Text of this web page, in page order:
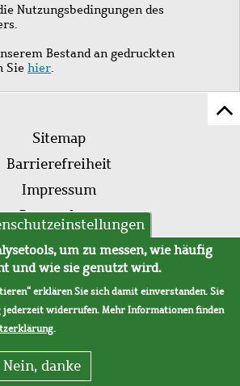
Nutzungsbedingungen des
Bestand an gedruckten
Sie hier.
Fußleistenmenü
Sitemap
Barrierefreiheit
Impressum
Datenschutz
AVBum zu messen, wie häufig
und wie sie genutzt wird.
erklären Sie sich damit einverstanden. Sie
widerrufen. Mehr Informationen finden
.
Nein, danke